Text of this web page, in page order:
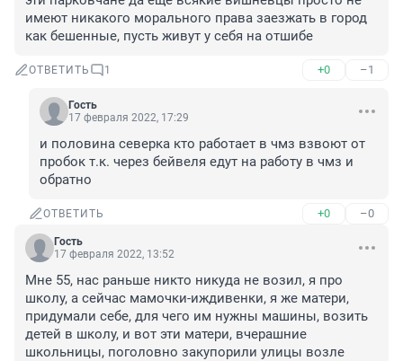
имеют никакого морального права заезжать в город
как бешенные, пусть живут у себя на отшибе
ОТВЕТИТЬ 1 +0 –1
Гость
17 февраля 2022, 17:29
и половина северка кто работает в чмз взвоют от
пробок т.к. через бейвеля едут на работу в чмз и
обратно
ОТВЕТИТЬ +0 –0
Гость
17 февраля 2022, 13:52
Мне 55, нас раньше никто никуда не возил, я про
школу, а сейчас мамочки-иждивенки, я же матери,
придумали себе, для чего им нужны машины, возить
детей в школу, и вот эти матери, вчерашние
школьницы, поголовно закупорили улицы возле